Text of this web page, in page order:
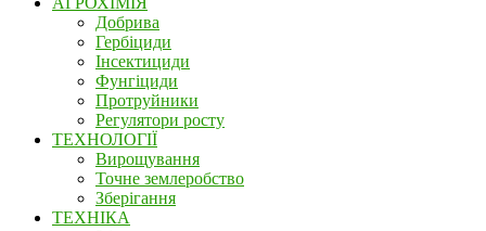
Добрива
Гербіциди
Інсектициди
Фунгіциди
Протруйники
Регулятори росту
ТЕХНОЛОГІЇ
Вирощування
Точне землеробство
Зберігання
ТЕХНІКА